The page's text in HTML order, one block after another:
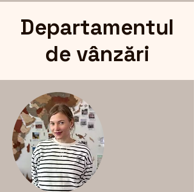
Departamentul
de vânzări